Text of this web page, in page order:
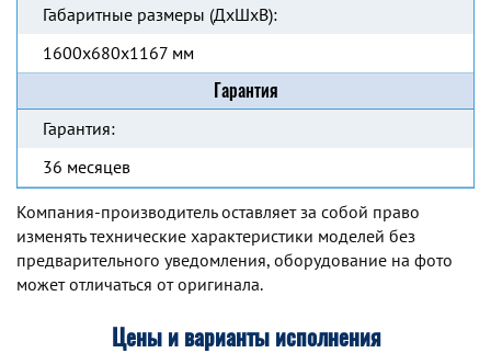
Габаритные размеры (ДхШхВ):
1600x680x1167 мм
Гарантия
Гарантия:
36 месяцев
Компания-производитель оставляет за собой право
изменять технические характеристики моделей без
предварительного уведомления, оборудование на фото
может отличаться от оригинала.
Цены и варианты исполнения